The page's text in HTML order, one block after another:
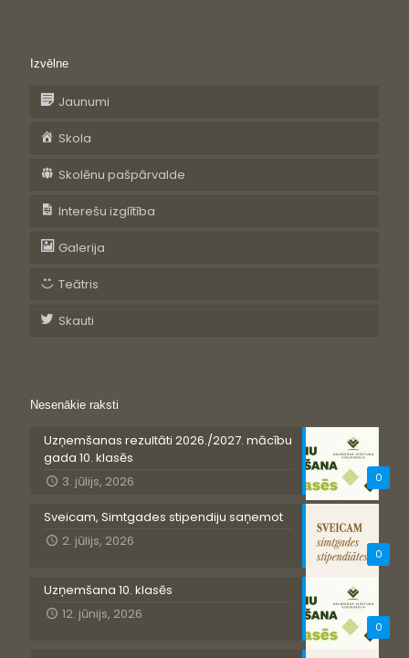
Izvēlne
Jaunumi
Skola
Skolēnu pašpārvalde
Interešu izglītība
Galerija
Teātris
Skauti
Nesenākie raksti
0
Uzņemšanas rezultāti 2026./2027. mācību
gada 10. klasēs
3. jūlijs, 2026
0
Sveicam, Simtgades stipendiju saņemot
2. jūlijs, 2026
0
Uzņemšana 10. klasēs
12. jūnijs, 2026